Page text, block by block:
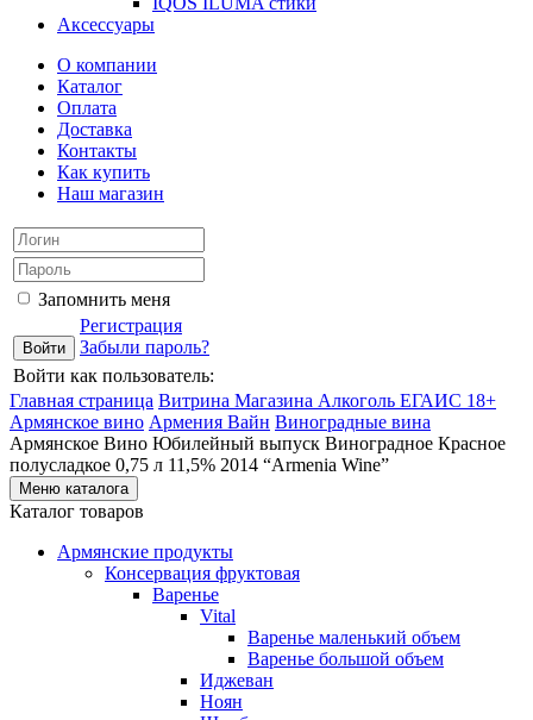
Аксессуары
О компании
Каталог
Оплата
Доставка
Контакты
Как купить
Наш магазин
Запомнить меня
Регистрация
Забыли пароль?
Войти как пользователь:
Главная страница Витрина Магазина Алкоголь ЕГАИС 18+
Армянское вино Армения Вайн Виноградные вина
Армянское Вино Юбилейный выпуск Виноградное Красное
полусладкое 0,75 л 11,5% 2014 “Armenia Wine”
Меню каталога
Каталог товаров
Армянские продукты
Консервация фруктовая
Варенье
Vital
Варенье маленький объем
Варенье большой объем
Иджеван
Ноян